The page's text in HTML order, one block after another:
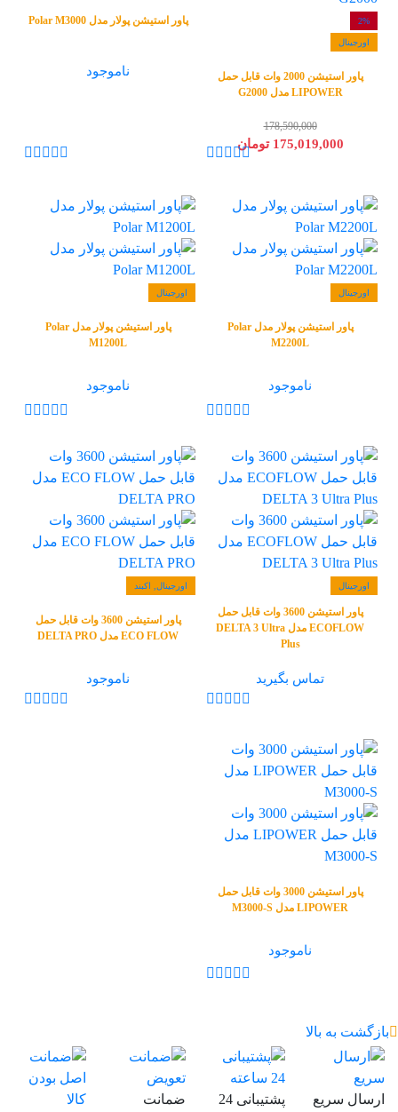
2%
اورجینال
پاور استیشن 2000 وات قابل حمل
LIPOWER مدل G2000
178,590,000
175,019,000 تومان
پاور استیشن پولار مدل Polar M3000
ناموجود
اورجینال
پاور استیشن پولار مدل Polar
M2200L
ناموجود
اورجینال
پاور استیشن پولار مدل Polar
M1200L
ناموجود
اورجینال
پاور استیشن 3600 وات قابل حمل
ECOFLOW مدل DELTA 3 Ultra
Plus
تماس بگیرید
اورجینال, اکبند
پاور استیشن 3600 وات قابل حمل
ECO FLOW مدل DELTA PRO
ناموجود
پاور استیشن 3000 وات قابل حمل
LIPOWER مدل M3000-S
ناموجود
بازگشت به بالا
ارسال سریع
پشتیبانی 24
ضمانت